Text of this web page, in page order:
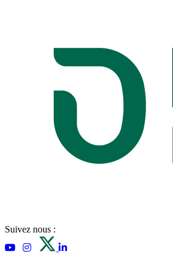
Suivez nous :